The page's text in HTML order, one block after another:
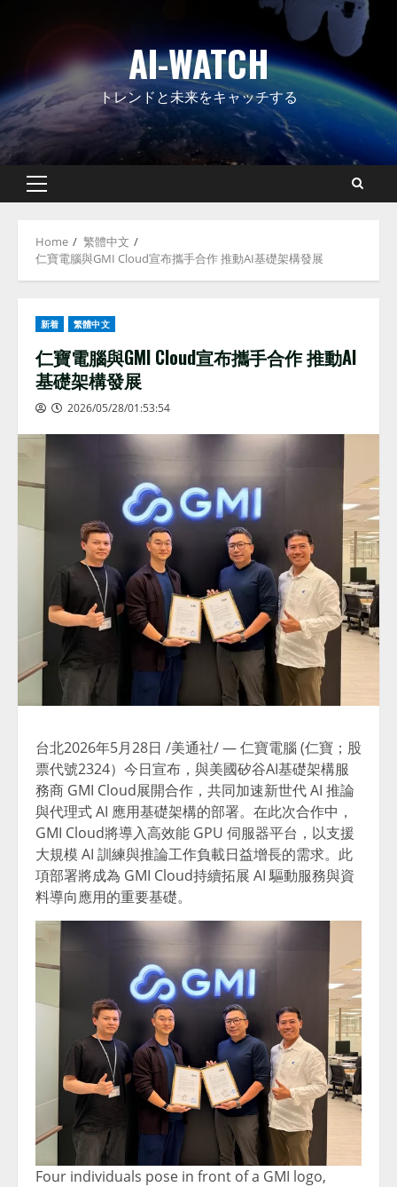
AI-WATCH
トレンドと未来をキャッチする
Primary
Home
繁體中文
仁寶電腦與GMI Cloud宣布攜手合作 推動AI基礎架構發展
新着 繁體中文
仁寶電腦與GMI Cloud宣布攜手合作 推動AI
基礎架構發展
2026/05/28/01:53:54
台北2026年5月28日 /美通社/ — 仁寶電腦 (仁寶 ； 股
票代號2324） 今日宣布，與美國矽谷AI基礎架構服
務商 GMI Cloud展開合作，共同加速新世代 AI 推論
與代理式 AI 應用基礎架構的部署。在此次合作中，
GMI Cloud將導入高效能 GPU 伺服器平台，以支援
大規模 AI 訓練與推論工作負載日益增長的需求。此
項部署將成為 GMI Cloud持續拓展 AI 驅動服務與資
料導向應用的重要基礎。
Four individuals pose in front of a GMI logo,